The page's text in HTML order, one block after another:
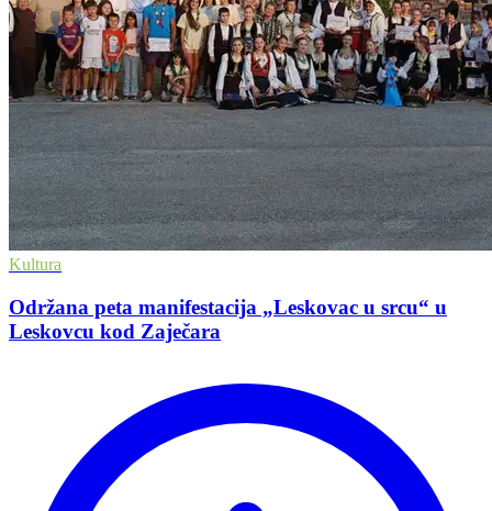
Kultura
Održana peta manifestacija „Leskovac u srcu“ u
Leskovcu kod Zaječara